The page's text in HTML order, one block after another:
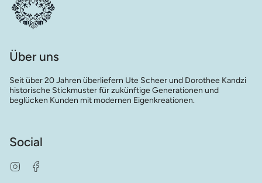
Über uns
Seit über 20 Jahren überliefern Ute Scheer und Dorothee Kandzi
historische Stickmuster für zukünftige Generationen und
beglücken Kunden mit modernen Eigenkreationen.
Social
Instagram